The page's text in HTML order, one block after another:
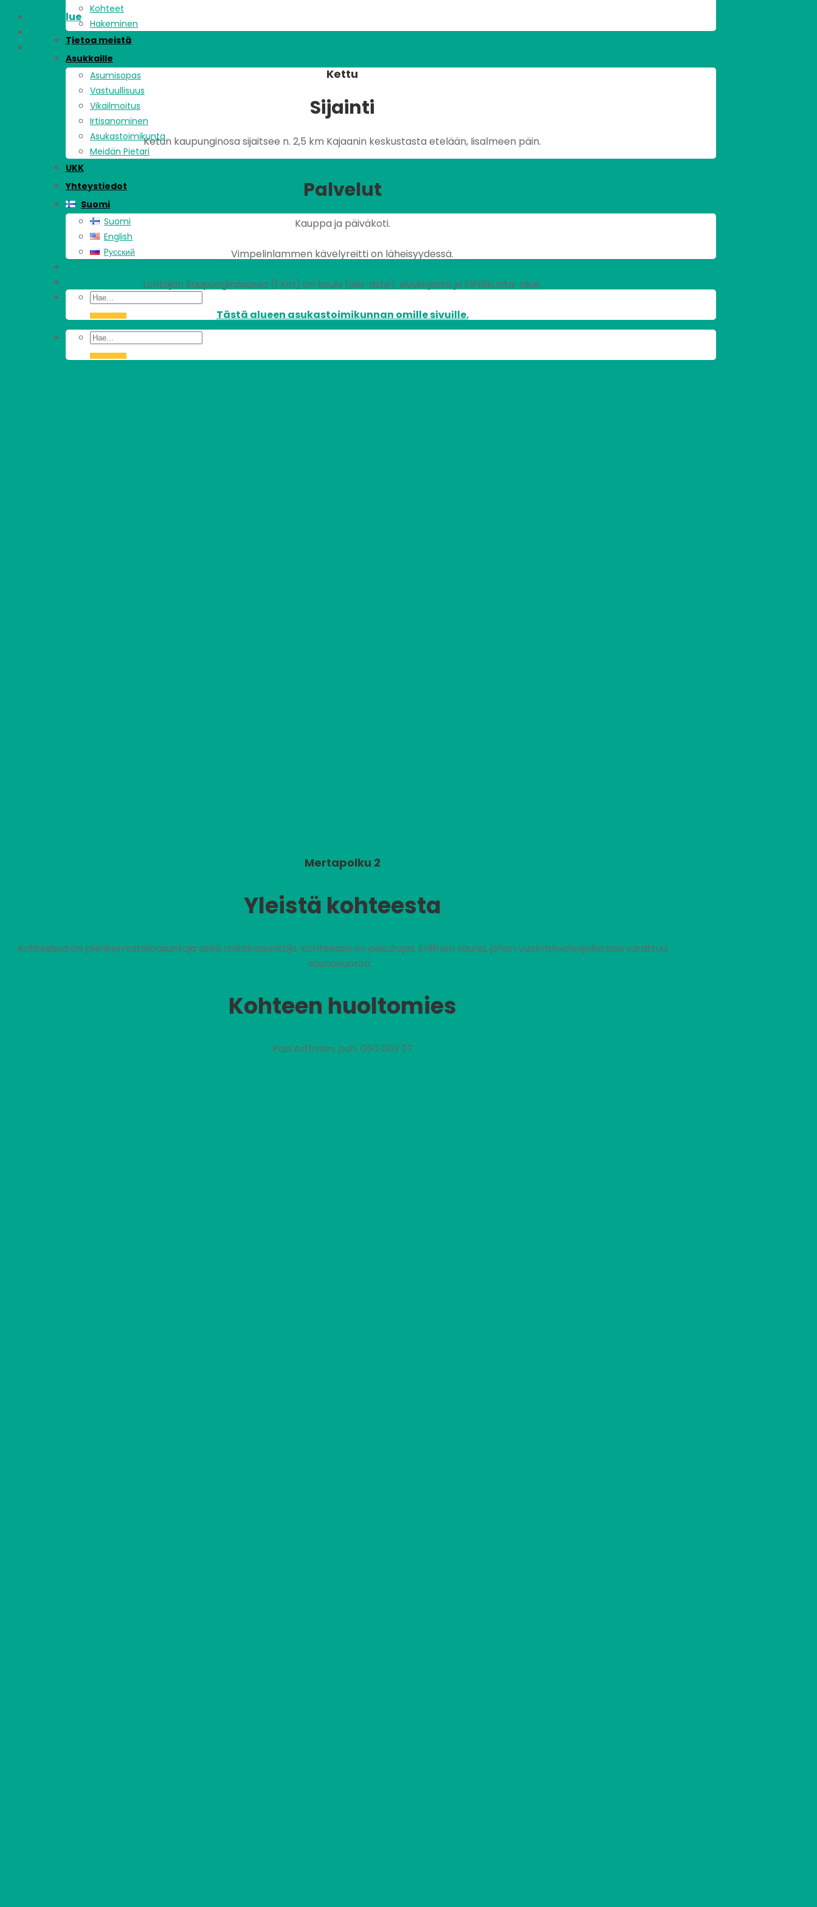
Kohteet
Hakeminen
Tietoa meistä
Asukkaille
Asumisopas
Vastuullisuus
Vikailmoitus
Irtisanominen
Asukastoimikunta
Meidän Pietari
UKK
Yhteystiedot
Suomi
Suomi
English
Pусский
Asuinalue
Asunnot
Kettu
Sijainti
Ketun kaupunginosa sijaitsee n. 2,5 km Kajaanin keskustasta etelään, Iisalmeen päin.
Palvelut
Kauppa ja päiväkoti.
Vimpelinlammen kävelyreitti on läheisyydessä.
Lohtajan kaupunginosassa (1 km) on koulu (ala-aste), sivukirjasto ja lähiliikunta-alue.
Tästä alueen asukastoimikunnan omille sivuille.
Mertapolku 2
Yleistä kohteesta
Kohteessa on pienkerrostaloasuntoja sekä rivitaloasuntoja. Kohteessa on pesutupa. Erillinen sauna, johon vuokranvalvojalta saa varattua
saunavuoron.
Kohteen huoltomies
Pasi Arffman, puh. 050 603 27